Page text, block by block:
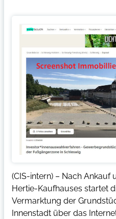
(CIS-intern) – Nach Ankauf
Hertie-Kaufhauses startet
Vermarktung der
Innenstadt über das